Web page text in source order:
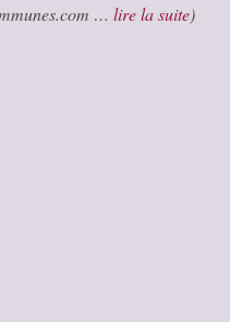
… lire la suite)